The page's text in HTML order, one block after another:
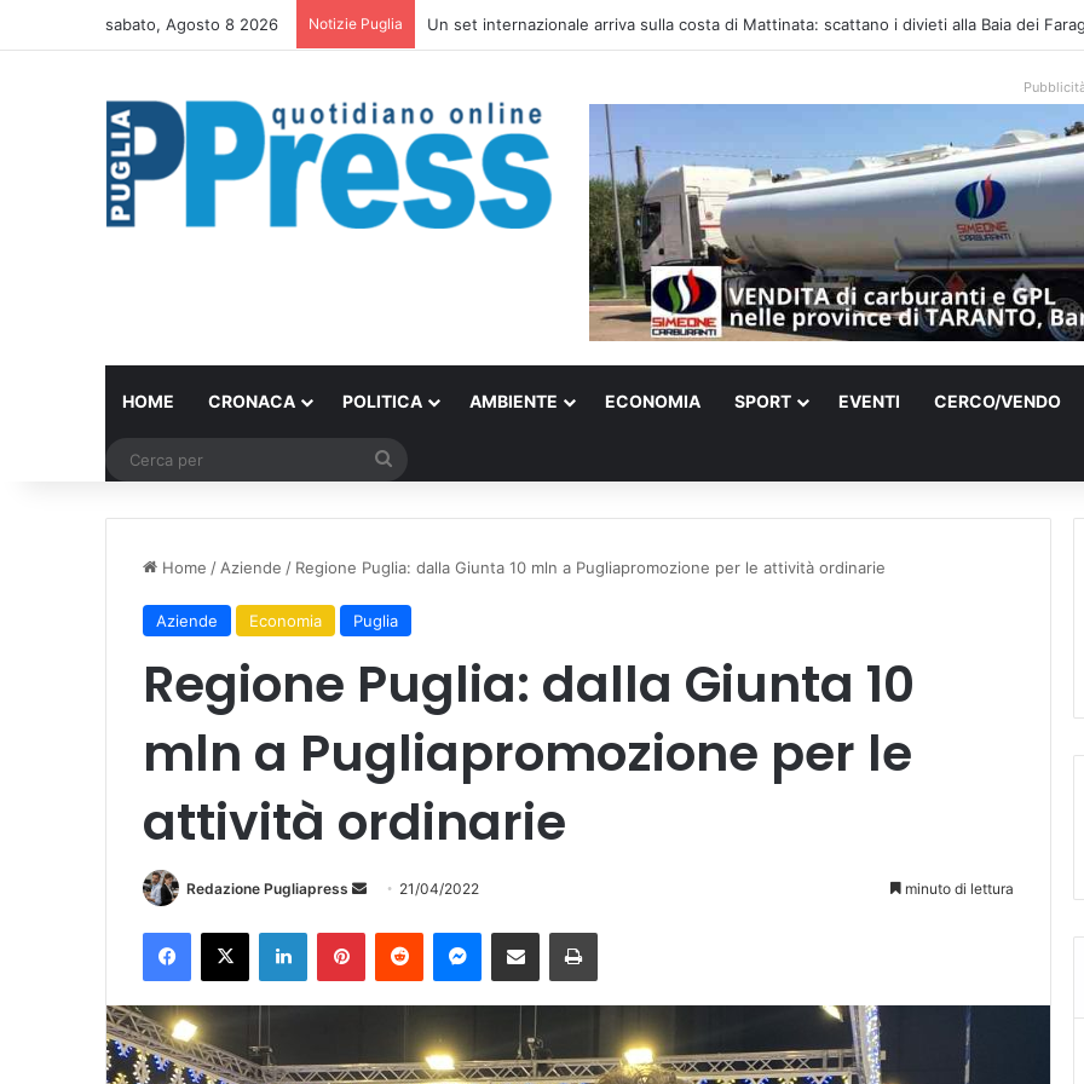
sabato, Agosto 8 2026 Notizie Puglia Ombrelloni lasciati sulle spiagge libere, controlli a Vieste e Peschici: liberati oltre 5mila
HOME CRONACA POLITICA AMBIENTE ECONOMIA SPORT EVENTI CERCO/VENDO
Home /Aziende / Regione Puglia: dalla Giunta 10 mln a Pugliapromozione per le attività ordinarie
Aziende Economia Puglia
Regione Puglia: dalla Giunta 10
mln a Pugliapromozione per le
attività ordinarie
Redazione Pugliapress
a
n
21/04/2022 minuto di lettura